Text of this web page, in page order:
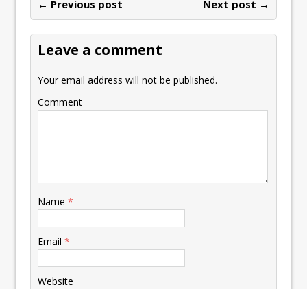
← Previous post Next post →
Leave a comment
Your email address will not be published.
Comment
Name *
Email *
Website